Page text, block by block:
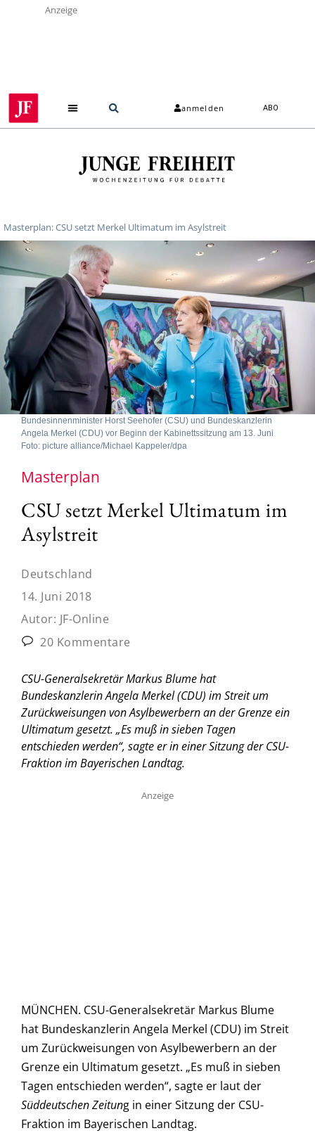
Anzeige
anmelden ABO
Masterplan: CSU setzt Merkel Ultimatum im Asylstreit
Bundesinnenminister Horst Seehofer (CSU) und Bundeskanzlerin
Angela Merkel (CDU) vor Beginn der Kabinettssitzung am 13. Juni
Foto: picture alliance/Michael Kappeler/dpa
Masterplan
CSU setzt Merkel Ultimatum im
Asylstreit
Deutschland
14. Juni 2018
Autor: JF-Online
20 Kommentare
CSU-Generalsekretär Markus Blume hat
Bundeskanzlerin Angela Merkel (CDU) im Streit um
Zurückweisungen von Asylbewerbern an der Grenze ein
Ultimatum gesetzt. „Es muß in sieben Tagen
entschieden werden“, sagte er in einer Sitzung der CSU-
Fraktion im Bayerischen Landtag.
Anzeige
MÜNCHEN. CSU-Generalsekretär Markus Blume
hat Bundeskanzlerin Angela Merkel (CDU) im Streit
um Zurückweisungen von Asylbewerbern an der
Grenze ein Ultimatum gesetzt. „Es muß in sieben
Tagen entschieden werden“, sagte er laut der
Süddeutschen Zeitung in einer Sitzung der CSU-
Fraktion im Bayerischen Landtag.